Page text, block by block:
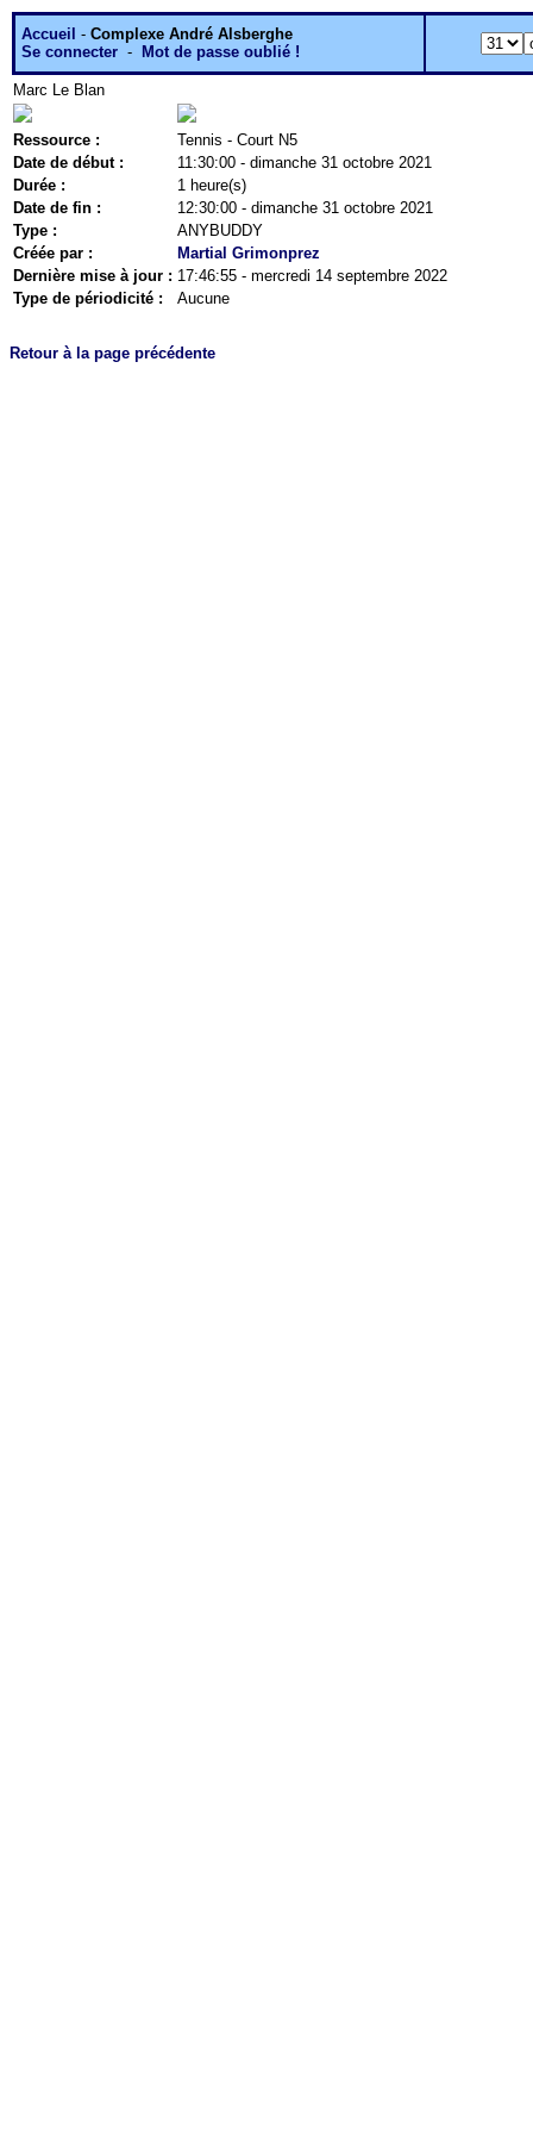
Accueil - Complexe André Alsberghe
Se connecter - Mot de passe oublié !
Marc Le Blan
Ressource :
Tennis - Court N5
Date de début :
11:30:00 - dimanche 31 octobre 2021
Durée :
1 heure(s)
Date de fin :
12:30:00 - dimanche 31 octobre 2021
Type :
ANYBUDDY
Créée par :
Martial Grimonprez
Dernière mise à jour : 17:46:55 - mercredi 14 septembre 2022
Type de périodicité :
Aucune
Retour à la page précédente